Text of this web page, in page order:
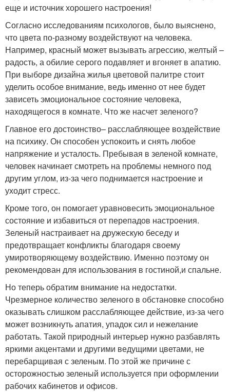
еще и источник хорошего настроения!
Согласно исследованиям психологов, было выяснено,
что цвета по-разному воздействуют на человека.
Например, красный может вызывать агрессию, желтый –
радость, а обилие серого подавляет и вгоняет в апатию.
При выборе дизайна жилья цветовой палитре стоит
уделить особое внимание, ведь именно от нее будет
зависеть эмоциональное состояние человека,
находящегося в комнате. Что же насчет зеленого?
Главное его достоинство– расслабляющее воздействие
на психику. Он способен успокоить и снять любое
напряжение и усталость. Пребывая в зеленой комнате,
человек начинает смотреть на проблемы немного под
другим углом, из-за чего поднимается настроение и
уходит стресс.
Кроме того, он помогает уравновесить эмоциональное
состояние и избавиться от перепадов настроения.
Зеленый настраивает на дружескую беседу и
предотвращает конфликты благодаря своему
умиротворяющему воздействию. Именно поэтому он
рекомендован для использования в гостиной,и спальне.
Но теперь обратим внимание на недостатки.
Чрезмерное количество зеленого в обстановке способно
оказывать слишком расслабляющее действие, из-за чего
может возникнуть апатия, упадок сил и нежелание
работать. Такой природный интерьер нужно разбавлять
яркими акцентами и другими ведущими цветами, не
перебарщивая с зеленым. По этой же причине с
осторожностью зеленый используется при оформлении
рабочих кабинетов и офисов.